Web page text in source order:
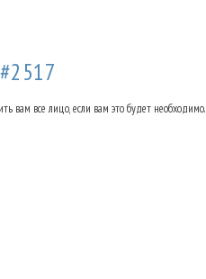
#2517
вам все лицо, если вам это будет необходимо.